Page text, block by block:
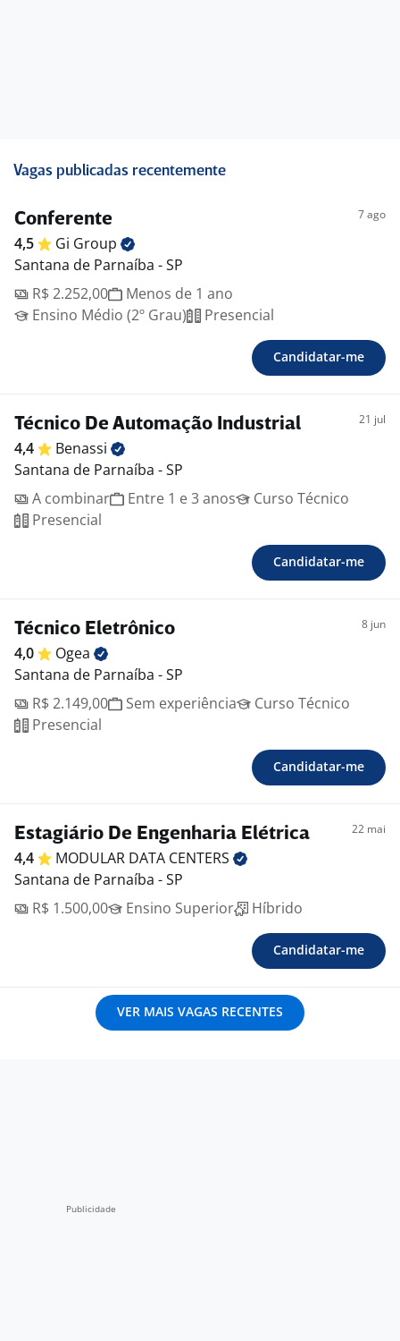
Vagas publicadas recentemente
Conferente 7 ago
4,5 Gi Group
Santana de Parnaíba - SP
R$ 2.252,00
Menos de 1 ano
Ensino Médio (2º Grau)
Presencial
Candidatar-me
Técnico De Automação Industrial 21 jul
4,4
Benassi
Santana de Parnaíba - SP
A combinar
Entre 1 e 3 anos
Curso Técnico
Presencial
Candidatar-me
Técnico Eletrônico 8 jun
4,0
Ogea
Santana de Parnaíba - SP
R$ 2.149,00
Sem experiência
Curso Técnico
Presencial
Candidatar-me
Estagiário De Engenharia Elétrica 22 mai
4,4 MODULAR DATA CENTERS
Santana de Parnaíba - SP
R$ 1.500,00
Ensino Superior Híbrido
Candidatar-me
VER MAIS VAGAS RECENTES